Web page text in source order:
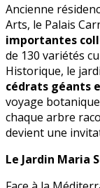
Ancienne
Arts, le Palais
importantes
de 130 variétés
Historique, le
cédrats géants
voyage
chaque arbre
devient une
Le Jardin Maria